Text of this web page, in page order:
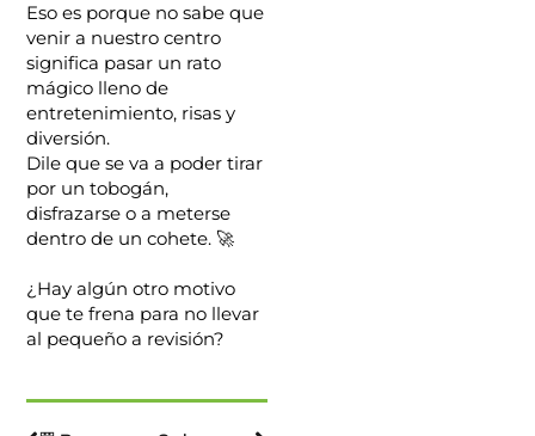
Eso es porque no sabe que
venir a nuestro centro
significa pasar un rato
mágico lleno de
entretenimiento, risas y
diversión.
Dile que se va a poder tirar
por un tobogán,
disfrazarse o a meterse
dentro de un cohete. 🚀
¿Hay algún otro motivo
que te frena para no llevar
al pequeño a revisión?